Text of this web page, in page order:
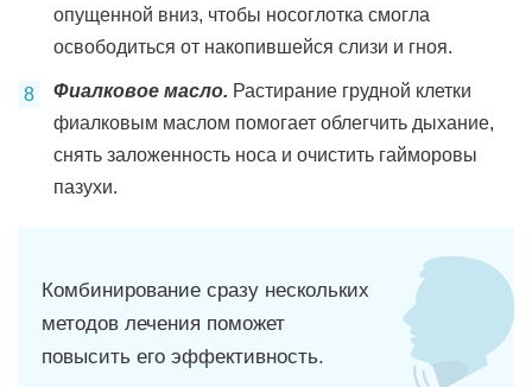
опущенной вниз, чтобы носоглотка смогла
освободиться от накопившейся слизи и гноя.
Фиалковое масло. Растирание грудной клетки
фиалковым маслом помогает облегчить дыхание,
снять заложенность носа и очистить гайморовы
пазухи.
Комбинирование сразу нескольких
методов лечения поможет
повысить его эффективность.